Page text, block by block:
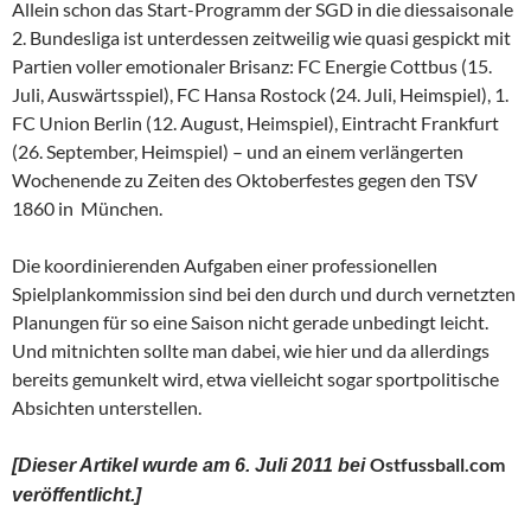
Allein schon das Start-Programm der SGD in die diessaisonale
2. Bundesliga ist unterdessen zeitweilig wie quasi gespickt mit
Partien voller emotionaler Brisanz: FC Energie Cottbus (15.
Juli, Auswärtsspiel), FC Hansa Rostock (24. Juli, Heimspiel), 1.
FC Union Berlin (12. August, Heimspiel), Eintracht Frankfurt
(26. September, Heimspiel) – und an einem verlängerten
Wochenende zu Zeiten des Oktoberfestes gegen den TSV
1860 in München.
Die koordinierenden Aufgaben einer professionellen
Spielplankommission sind bei den durch und durch vernetzten
Planungen für so eine Saison nicht gerade unbedingt leicht.
Und mitnichten sollte man dabei, wie hier und da allerdings
bereits gemunkelt wird, etwa vielleicht sogar sportpolitische
Absichten unterstellen.
[Dieser Artikel wurde am 6. Juli 2011 beiOstfussball.com
veröffentlicht.]